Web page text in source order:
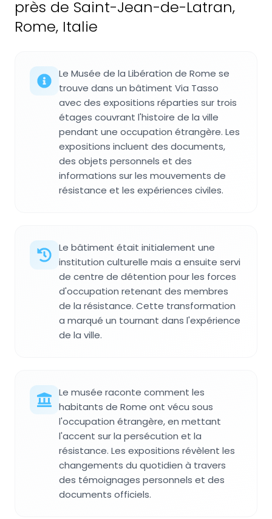
près de Saint-Jean-de-Latran,
Rome, Italie
Le Musée de la Libération de Rome se
trouve dans un bâtiment Via Tasso
avec des expositions réparties sur trois
étages couvrant l'histoire de la ville
pendant une occupation étrangère. Les
expositions incluent des documents,
des objets personnels et des
informations sur les mouvements de
résistance et les expériences civiles.
Le bâtiment était initialement une
institution culturelle mais a ensuite servi
de centre de détention pour les forces
d'occupation retenant des membres
de la résistance. Cette transformation
a marqué un tournant dans l'expérience
de la ville.
Le musée raconte comment les
habitants de Rome ont vécu sous
l'occupation étrangère, en mettant
l'accent sur la persécution et la
résistance. Les expositions révèlent les
changements du quotidien à travers
des témoignages personnels et des
documents officiels.